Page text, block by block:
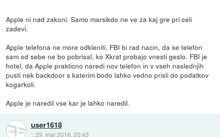
Apple ni nad zakoni. Samo marsikdo ne ve za kaj gre pri celi
zadevi.
Apple telefona ne more odkleniti. FBI bi rad nacin, da se telefon
sam od sebe ne bo pobrisal, ko Xkrat probajo vnesti geslo. FBI je
hotel, da Apple prakticno naredi nov telefon in v vseh naslednjih
pusti nek backdoor s katerim bodo lahko vedno prisli do podatkov
kogarkoli.
Apple je naredil vse kar je lahko naredil.
user1618
::29. mar 2016, 20:43